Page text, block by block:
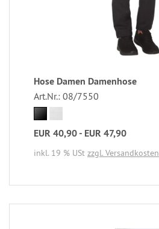
Hose Damen Damenhose
Art.Nr.: 08/7550
EUR 40,90 - EUR 47,90
inkl. 19 % USt zzgl. Versandkosten